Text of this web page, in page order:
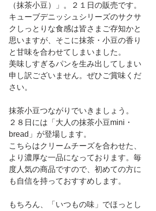
（抹茶小豆）」。２１日の販売です。
キューブデニッシュシリーズのサクサ
クしっとりな食感は皆さまご存知かと
思いますが、そこに抹茶・小豆の香り
と甘味を合わせてしまいました。
美味しすぎるパンを生み出してしまい
申し訳ございません。ぜひご賞味くだ
さい。
抹茶小豆つながりでいきましょう。
２８日には「大人の抹茶小豆mini・
bread」が登場します。
こちらはクリームチーズを合わせた、
より濃厚な一品になっております。毎
度人気の商品ですので、初めての方に
も自信を持っておすすめします。
もちろん、「いつもの味」でほっとし